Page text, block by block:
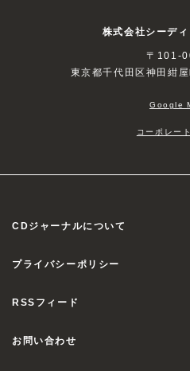
株式会社シーデ
〒101-
東京都千代田区神田紺
Google
コーポレー
CDジャーナルについて
プライバシーポリシー
RSSフィード
お問い合わせ